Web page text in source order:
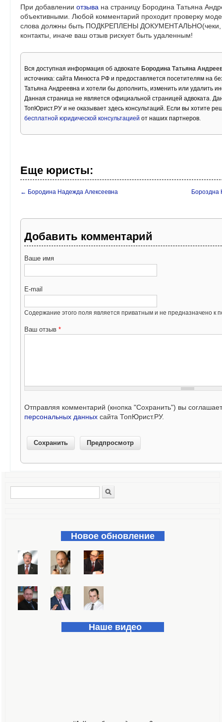
При добавлении отзыва на страницу Бородина Татьяна
объективными. Любой комментарий проходит проверку
слова должны быть ПОДКРЕПЛЕНЫ ДОКУМЕНТАЛЬНО(чеки,
контакты, иначе ваш отзыв рискует быть удаленным!
Вся доступная информация об адвокате Бородина Татьяна
источника: сайта Минюста РФ и предоставляется посетителям на
Татьяна Андреевна и хотели бы дополнить, изменить или удалить
Данная страница не является официальной страницей адвоката.
ТопЮрист.РУ и не оказывает здесь консультаций. Если вы хотите
бесплатной юридической консультацией от наших партнеров.
Еще юристы:
← Бородина Надежда Алексеевна
Добавить комментарий
Ваше имя
E-mail
Содержание этого поля является приватным и не предназначено к
Ваш отзыв *
Отправляя комментарий (кнопка "Сохранить") вы
персональных данных сайта ТопЮрист.РУ.
Форма поиска
Новое обновление
Наше видео